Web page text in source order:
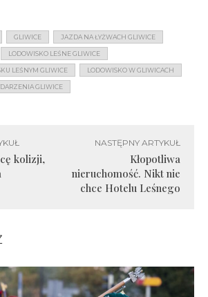
GLIWICE JAZDA NA ŁYŻWACH GLIWICE
LODOWISKO LEŚNE GLIWICE
LEŚNYM GLIWICE LODOWISKO W GLIWICACH
GLIWICE
kolizji,
NASTĘPNY ARTYKUŁ
Kłopotliwa
nieruchomość. Nikt nie
chce Hotelu Leśnego